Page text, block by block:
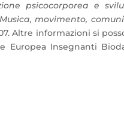
psicocorporea e
movimento,
Altre informazioni si
Europea Insegnanti